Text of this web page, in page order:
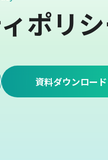
ポリ
資料ダウンロード